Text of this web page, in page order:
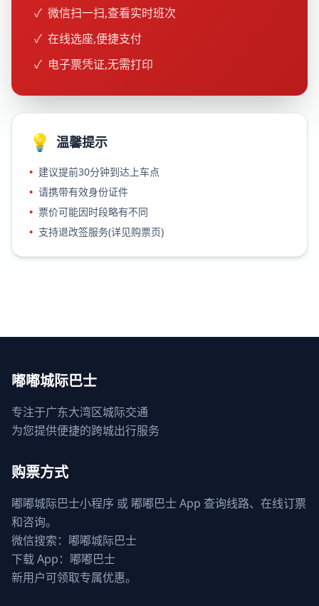
✓ 微信扫一扫,查看实时班次
✓ 在线选座,便捷支付
✓ 电子票凭证,无需打印
💡 温馨提示
• 建议提前30分钟到达上车点
• 请携带有效身份证件
• 票价可能因时段略有不同
• 支持退改签服务(详见购票页)
嘟嘟城际巴士
专注于广东大湾区城际交通
为您提供便捷的跨城出行服务
购票方式
嘟嘟城际巴士小程序 或 嘟嘟巴士 App 查询线路、在线订票
和咨询。
微信搜索：嘟嘟城际巴士
下载 App：嘟嘟巴士
新用户可领取专属优惠。